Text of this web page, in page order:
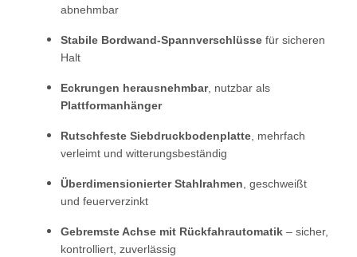
abnehmbar
Stabile Bordwand-Spannverschlüsse für sicheren
Halt
Eckrungen herausnehmbar, nutzbar als
Plattformanhänger
Rutschfeste Siebdruckbodenplatte, mehrfach
verleimt und witterungsbeständig
Überdimensionierter Stahlrahmen, geschweißt
und feuerverzinkt
Gebremste Achse mit Rückfahrautomatik – sicher,
kontrolliert, zuverlässig